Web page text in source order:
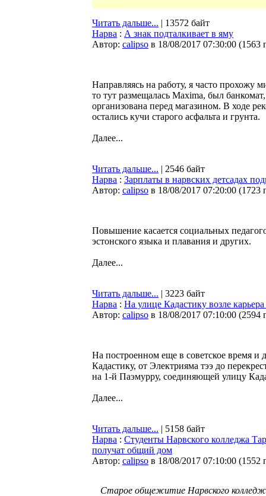
Читать дальше... | 13572 байт
Нарва : А знак подталкивает в яму
Автор: calipso в 18/08/2017 07:30:00 (1563
Направляясь на работу, я часто прохожу
то тут размещалась Maxima, был
организована перед магазином. В ходе
остались кучи старого асфальта и грунта.
Далее...
Читать дальше... | 2546 байт
Нарва : Зарплаты в нарвских детсадах
Автор: calipso в 18/08/2017 07:20:00 (1723
Повышение касается социальных
эстонского языка и плавания и других.
Далее...
Читать дальше... | 3223 байт
Нарва : На улице Кадастику возле
Автор: calipso в 18/08/2017 07:10:00 (2594
На построенном еще в советское время и
Кадастику, от Электрияма тээ до
на 1-й Паэмурру, соединяющей улицу
Далее...
Читать дальше... | 5158 байт
Нарва : Студенты Нарвского колледжа
получат общий дом
Автор: calipso в 18/08/2017 07:10:00 (1552
Старое общежитие Нарвского